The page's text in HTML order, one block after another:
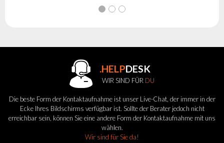
.HELPDESK
WIR SIND FÜR DU
Die beste Form der Kontaktaufnahme ist unser Live-Chat, der immer in der
Ecke Ihres Bildschirms verfügbar ist. Sollte der Berater jedoch nicht
erreichbar sein, können Sie eine andere Form der Kontaktaufnahme mit uns
wählen.
Wir sind für Sie da!